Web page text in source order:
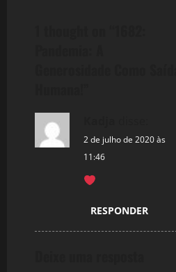
2 de julho de 2020 às
11:46
RESPONDER